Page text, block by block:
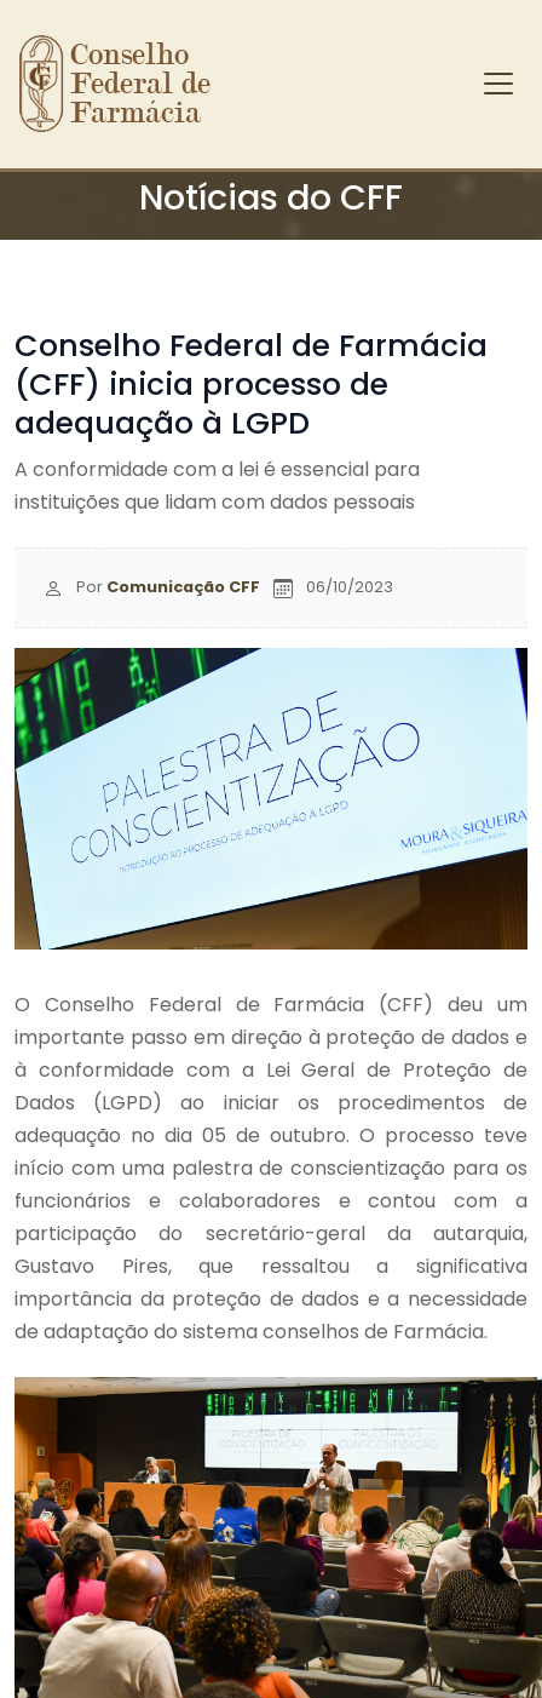
Ir para o conteúdo principal
Conselho
Federal de
Farmácia
Notícias do CFF
Conselho Federal de Farmácia
(CFF) inicia processo de
adequação à LGPD
A conformidade com a lei é essencial para
instituições que lidam com dados pessoais
Por Comunicação CFF 06/10/2023
O Conselho Federal de Farmácia (CFF) deu um
importante passo em direção à proteção de dados e
à conformidade com a Lei Geral de Proteção de
Dados (LGPD) ao iniciar os procedimentos de
adequação no dia 05 de outubro. O processo teve
início com uma palestra de conscientização para os
funcionários e colaboradores e contou com a
participação do secretário-geral da autarquia,
Gustavo Pires, que ressaltou a significativa
importância da proteção de dados e a necessidade
de adaptação do sistema conselhos de Farmácia.